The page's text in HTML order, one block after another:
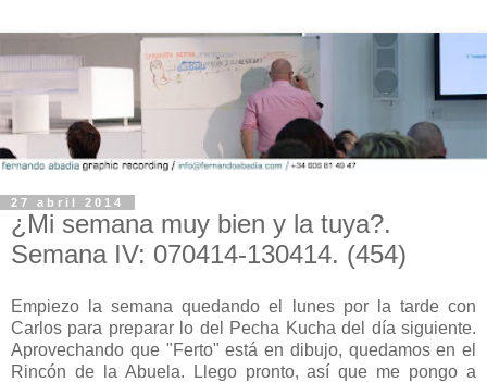
27 abril 2014
¿Mi semana muy bien y la tuya?.
Semana IV: 070414-130414. (454)
Empiezo la semana quedando el lunes por la tarde con
Carlos para preparar lo del Pecha Kucha del día siguiente.
Aprovechando que "Ferto" está en dibujo, quedamos en el
Rincón de la Abuela. Llego pronto, así que me pongo a